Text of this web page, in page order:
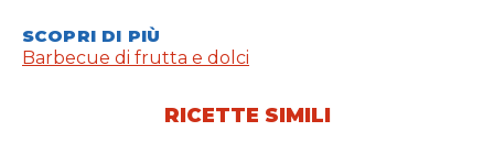
SCOPRI DI PIÙ
Barbecue di frutta e dolci
RICETTE SIMILI